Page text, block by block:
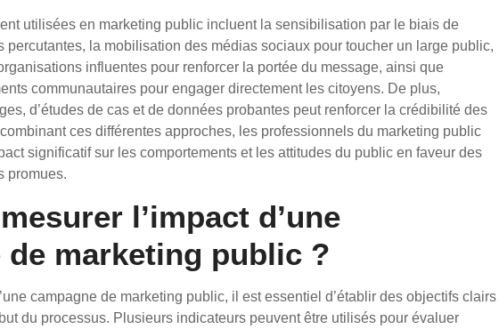
utilisées en marketing public incluent la sensibilisation par le biais de
percutantes, la mobilisation des médias sociaux pour toucher un large public,
influentes pour renforcer la portée du message, ainsi que
communautaires pour engager directement les citoyens. De plus,
d’études de cas et de données probantes peut renforcer la crédibilité des
ces différentes approches, les professionnels du marketing public
significatif sur les comportements et les attitudes du public en faveur des
promues.
l’impact d’une
de marketing public ?
campagne de marketing public, il est essentiel d’établir des objectifs clairs
du processus. Plusieurs indicateurs peuvent être utilisés pour évaluer